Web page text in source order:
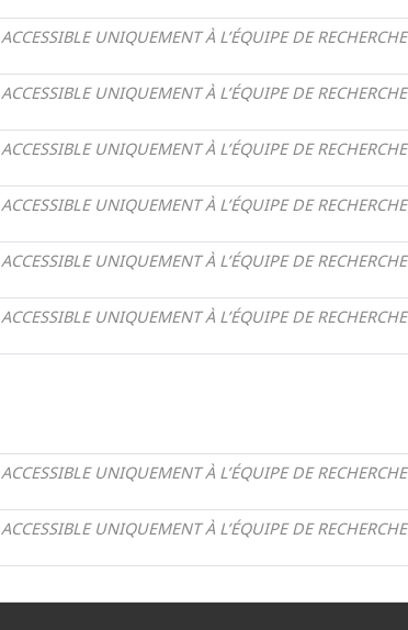
ACCESSIBLE UNIQUEMENT À L’ÉQUIPE DE RECHERCHE
ACCESSIBLE UNIQUEMENT À L’ÉQUIPE DE RECHERCHE
ACCESSIBLE UNIQUEMENT À L’ÉQUIPE DE RECHERCHE
ACCESSIBLE UNIQUEMENT À L’ÉQUIPE DE RECHERCHE
ACCESSIBLE UNIQUEMENT À L’ÉQUIPE DE RECHERCHE
ACCESSIBLE UNIQUEMENT À L’ÉQUIPE DE RECHERCHE
ACCESSIBLE UNIQUEMENT À L’ÉQUIPE DE RECHERCHE
ACCESSIBLE UNIQUEMENT À L’ÉQUIPE DE RECHERCHE